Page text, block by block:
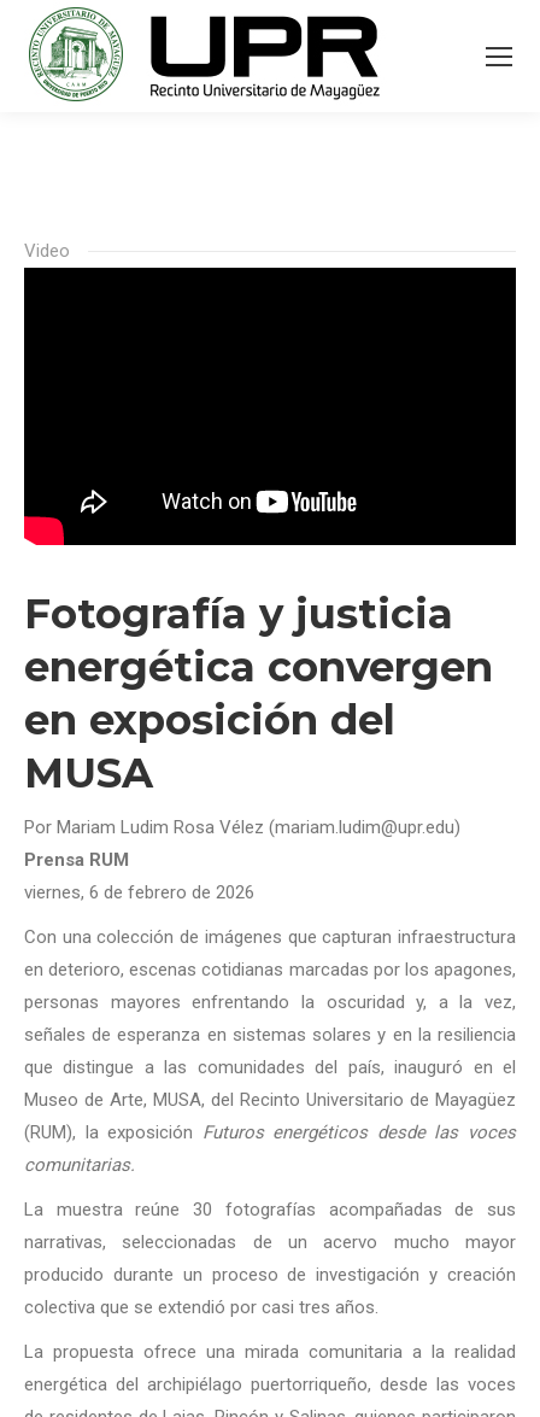
Video
Fotografía y justicia
energética convergen
en exposición del
MUSA
Por Mariam Ludim Rosa Vélez (mariam.ludim@upr.edu)
Prensa RUM
viernes, 6 de febrero de 2026
Con una colección de imágenes que capturan infraestructura
en deterioro, escenas cotidianas marcadas por los apagones,
personas mayores enfrentando la oscuridad y, a la vez,
señales de esperanza en sistemas solares y en la resiliencia
que distingue a las comunidades del país, inauguró en el
Museo de Arte, MUSA, del Recinto Universitario de Mayagüez
(RUM), la exposición Futuros energéticos desde las voces
comunitarias.
La muestra reúne 30 fotografías acompañadas de sus
narrativas, seleccionadas de un acervo mucho mayor
producido durante un proceso de investigación y creación
colectiva que se extendió por casi tres años.
La propuesta ofrece una mirada comunitaria a la realidad
energética del archipiélago puertorriqueño, desde las voces